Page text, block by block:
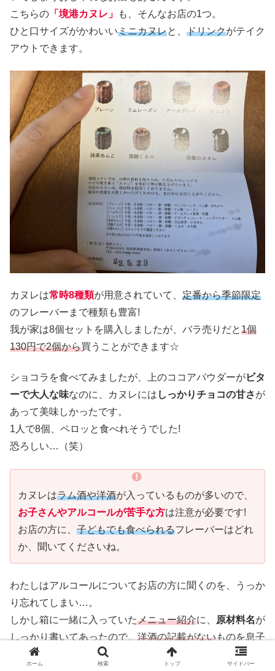
こちらの 「境港カヌレ」
も、そんなお店の1つ。
ひと口サイズがかわいいミニカヌレと、 ドリンクがテイク
アウトできます。
カヌレは常時8種類が用意されていて、 定番から季節限定
のフレーバーまで種類も豊富!
我が家は8個セットを購入しましたが、バラ売りだと1個
130円で2個から買うことができます☆
ショコラを食べてみましたが、上のココアパウダーがビタ
ーで大人な味なのに、カヌレには しっかりチョコの甘さが
あって美味しかったです。
1人で8個、ペロッと食べれそうでした!
恐ろしい…（笑）
カヌレはラム酒や洋酒が入っているものが多いので、
お子さんやアルコールが苦手な方は注意が必要です!
お店の方に、 子どもでも食べられるフレーバーはどれ
か、聞いてくださいね。
わたしはアルコールについてお店の方に聞くのを、うっか
り忘れてしまい…。
しかし箱に一緒に入っていたメニュー紹介に、 原材料名が
しっかり書いてあったので、洋酒の記載がないものを息子
にあげることができました♪
ホーム 検索 トップ サイドバー